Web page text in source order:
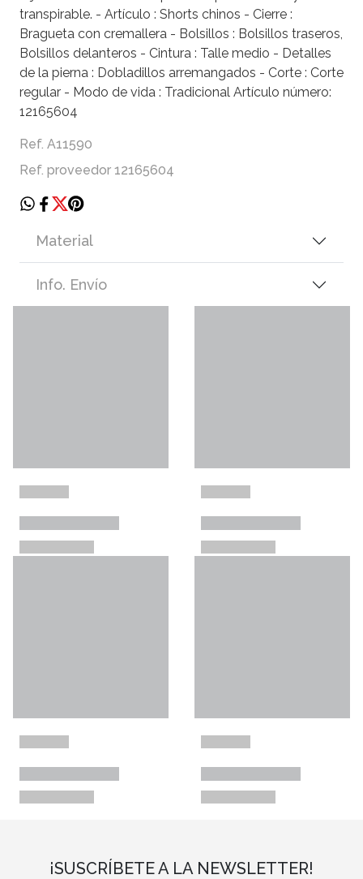
transpirable. - Artículo : Shorts chinos - Cierre :
Bragueta con cremallera - Bolsillos : Bolsillos traseros,
Bolsillos delanteros - Cintura : Talle medio - Detalles
de la pierna : Dobladillos arremangados - Corte : Corte
regular - Modo de vida : Tradicional Artículo número:
12165604
Ref. A11590
Ref. proveedor 12165604
Material
Info. Envío
¡SUSCRÍBETE A LA NEWSLETTER!